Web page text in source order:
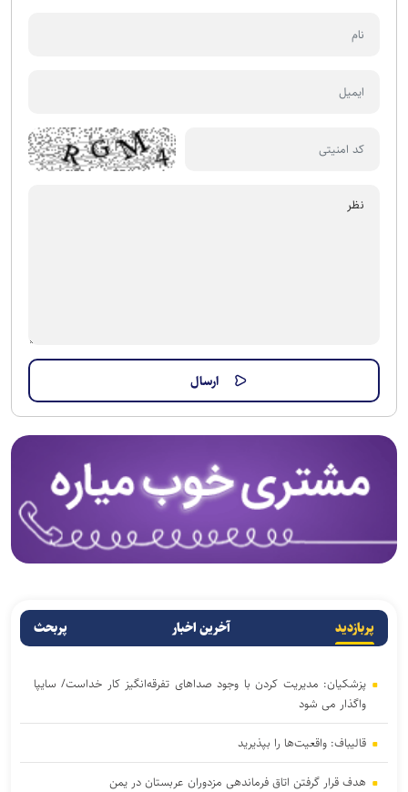
پربازدید آخرین اخبار پربحث
پزشکیان: مدیریت کردن با وجود صداهای تفرقه‌انگیز کار خداست/ سایپا
واگذار می شود
قالیباف: واقعیت‌ها را بپذیرید
هدف قرار گرفتن اتاق‌ فرماندهی مزدوران عربستان در یمن